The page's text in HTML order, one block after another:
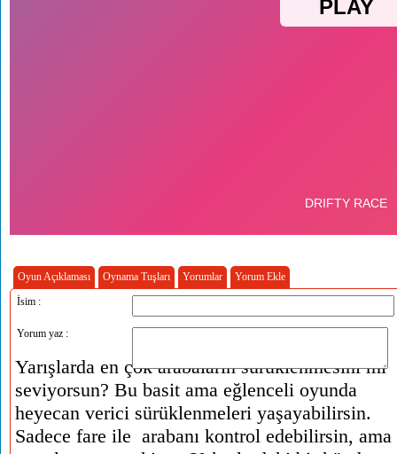
Oyun Açıklaması Oynama Tuşları Yorumlar
Yorum Ekle
İsim :
Yorum yaz :
Yarışlarda en çok arabaların sürüklenmesini mi
seviyorsun? Bu basit ama eğlenceli oyunda
heyecan verici sürüklenmeleri yaşayabilirsin.
Sadece fare ile arabanı kontrol edebilirsin,